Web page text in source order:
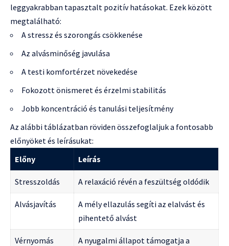
leggyakrabban tapasztalt pozitív hatásokat. Ezek között
megtalálható:
A stressz és szorongás csökkenése
Az alvásminőség javulása
A testi komfortérzet növekedése
Fokozott önismeret és érzelmi stabilitás
Jobb koncentráció és tanulási teljesítmény
Az alábbi táblázatban röviden összefoglaljuk a fontosabb
előnyöket és leírásukat:
Előny
Leírás
Stresszoldás A relaxáció révén a feszültség oldódik
Alvásjavítás
A mély ellazulás segíti az elalvást és
pihentető alvást
Vérnyomás
A nyugalmi állapot támogatja a